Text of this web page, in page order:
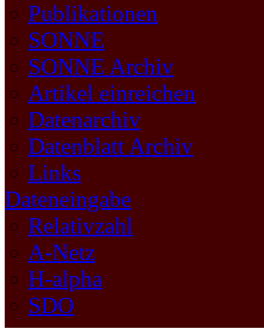
Publikationen
SONNE
SONNE Archiv
Artikel einreichen
Datenarchiv
Datenblatt Archiv
Links
Dateneingabe
Relativzahl
A-Netz
H-alpha
SDO